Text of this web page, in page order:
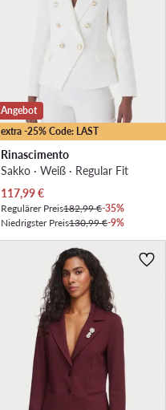
extra -25% Code: LAST
Angebot
Rinascimento
Sakko · Weiß · Regular Fit
Aktueller Preis
117,99€
Regulärer Preis182,99 €-35%
Niedrigster Preis130,99 €-9%